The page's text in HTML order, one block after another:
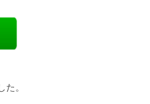
。